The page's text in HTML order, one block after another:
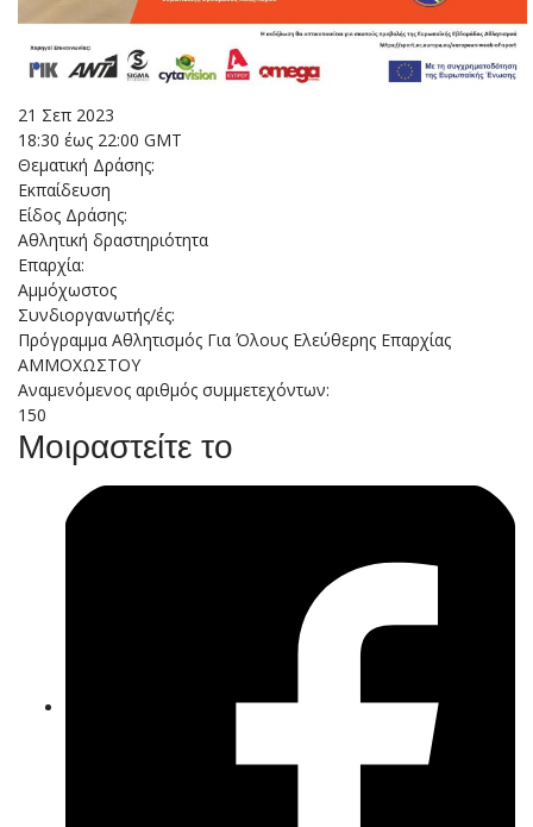
21 Σεπ 2023
18:30 έως 22:00 GMT
Θεματική Δράσης:
Εκπαίδευση
Είδος Δράσης:
Αθλητική δραστηριότητα
Επαρχία:
Αμμόχωστος
Συνδιοργανωτής/ές:
Πρόγραμμα Αθλητισμός Για Όλους Ελεύθερης Επαρχίας
ΑΜΜΟΧΩΣΤΟΥ
Αναμενόμενος αριθμός συμμετεχόντων:
150
Μοιραστείτε το